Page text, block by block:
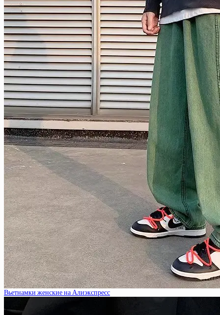
Вьетнамки женские на Алиэкспресс